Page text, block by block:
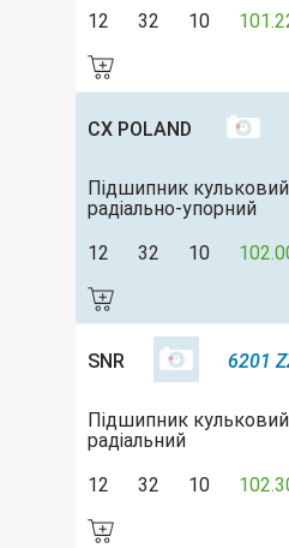
12
32 10
CX POLAND
Підшипник
радіально-упорний
12
32 10
SNR 6201
Підшипник
радіальний
12
32 10